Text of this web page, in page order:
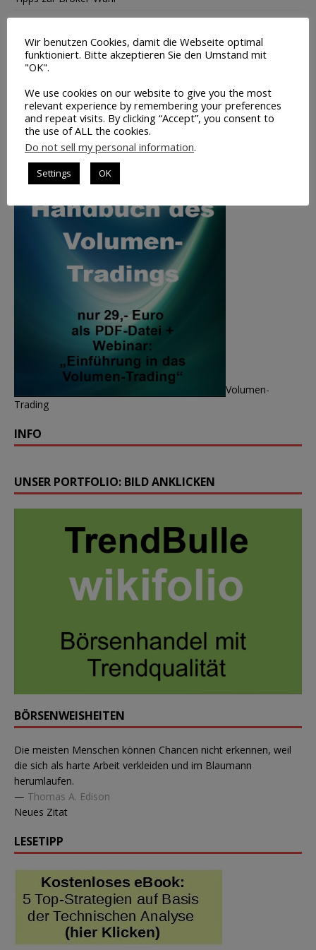
Leerverkäufe – Institutionelle
Insider-Handel Transaktionen
Saisonale Charts
TOP-BUCHTIPP
Volumen-
Trading
INFO
UNSER PORTFOLIO: BILD ANKLICKEN
BÖRSENWEISHEITEN
Die meisten Menschen können Chancen nicht erkennen, weil
die sich als harte Arbeit verkleiden und im Blaumann
herumlaufen.
— Thomas A. Edison
Neues Zitat
LESETIPP
Wir benutzen Cookies, damit die Webseite optimal
funktioniert. Bitte akzeptieren Sie den Umstand mit
"OK".
We use cookies on our website to give you the most
relevant experience by remembering your preferences
and repeat visits. By clicking “Accept”, you consent to
the use of ALL the cookies.
Do not sell my personal information.
Settings OK